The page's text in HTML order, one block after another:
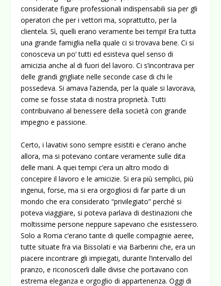
considerate figure professionali indispensabili sia per gli
operatori che per i vettori ma, soprattutto, per la
clientela. Sì, quelli erano veramente bei tempi! Era tutta
una grande famiglia nella quale ci si trovava bene. Ci si
conosceva un po’ tutti ed esisteva quel senso di
amicizia anche al di fuori del lavoro. Ci s’incontrava per
delle grandi grigliate nelle seconde case di chi le
possedeva. Si amava l’azienda, per la quale si lavorava,
come se fosse stata di nostra proprietà. Tutti
contribuivano al benessere della società con grande
impegno e passione.
Certo, i lavativi sono sempre esistiti e c’erano anche
allora, ma si potevano contare veramente sulle dita
delle mani. A quei tempi c’era un altro modo di
concepire il lavoro e le amicizie. Si era più semplici, più
ingenui, forse, ma si era orgogliosi di far parte di un
mondo che era considerato “privilegiato” perché si
poteva viaggiare, si poteva parlava di destinazioni che
moltissime persone neppure sapevano che esistessero.
Solo a Roma c’erano tante di quelle compagnie aeree,
tutte situate fra via Bissolati e via Barberini che, era un
piacere incontrare gli impiegati, durante l’intervallo del
pranzo, e riconoscerli dalle divise che portavano con
estrema eleganza e orgoglio di appartenenza. Oggi di